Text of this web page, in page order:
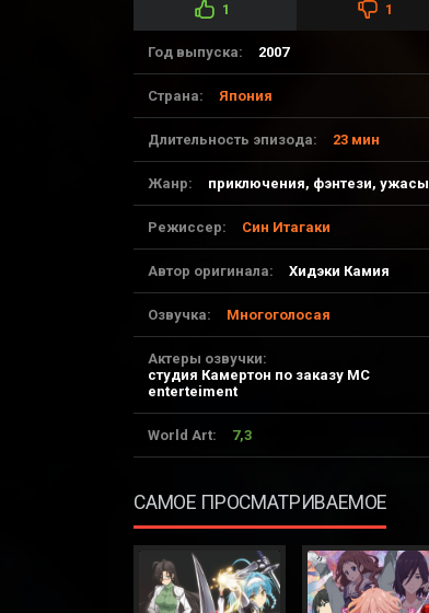
1 1
Год выпуска: 2007
Страна: Япония
Длительность эпизода: 23 мин
Жанр: приключения, фэнтези, ужасы
Режиссер: Син Итагаки
Автор оригинала: Хидэки Камия
Озвучка: Многоголосая
Актеры озвучки:
студия Камертон по заказу MC
enterteiment
World Art: 7,3
САМОЕ ПРОСМАТРИВАЕМОЕ